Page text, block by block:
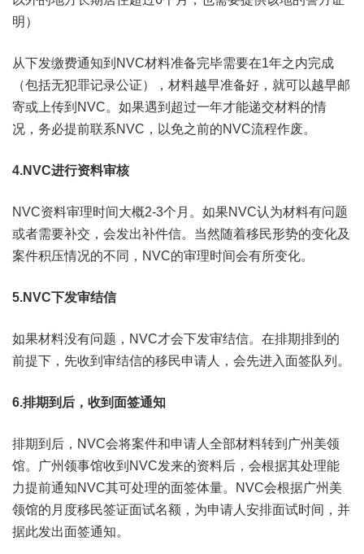
明）
从下发缴费通知到NVC材料准备完毕需要在1年之内完成
（包括无犯罪记录公证），材料越早准备好，就可以越早邮
寄或上传到NVC。如果遇到超过一年才能递交材料的情
况，务必提前联系NVC，以免之前的NVC流程作废。
4.NVC进行资料审核
NVC资料审理时间大概2-3个月。如果NVC认为材料有问题
或者需要补交，会发出补件信。当然随着移民形势的变化及
案件积压情况的不同，NVC的审理时间会有所变化。
5.NVC下发审结信
如果材料没有问题，NVC才会下发审结信。在排期排到的
前提下，先收到审结信的移民申请人，会先进入面签队列。
6.排期到后，收到面签通知
排期到后，NVC会将案件和申请人全部材料转到广州美领
馆。广州领事馆收到NVC发来的资料后，会根据其处理能
力提前通知NVC其可处理的面签体量。NVC会根据广州美
领馆的月度移民签证面试名额，为申请人安排面试时间，并
据此发出面签通知。